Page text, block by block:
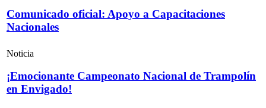
Comunicado oficial: Apoyo a Capacitaciones
Nacionales
Noticia
¡Emocionante Campeonato Nacional de Trampolín
en Envigado!